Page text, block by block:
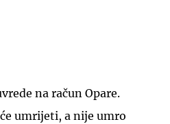
na račun Opare.
umrijeti, a nije umro